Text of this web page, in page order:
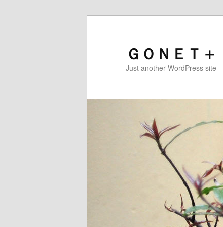
ＧＯＮＥＴ＋
Just another WordPress site